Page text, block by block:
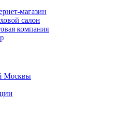
магазин
салон
компания
Москвы